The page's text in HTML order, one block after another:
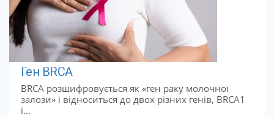
Ген BRCA
BRCA розшифровується як «ген раку молочної
залози» і відноситься до двох різних генів, BRCA1
і...